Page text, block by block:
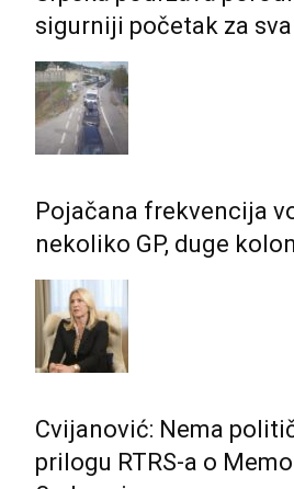
sigurniji početak za
Pojačana frekvencija
nekoliko GP, duge
Cvijanović: Nema
prilogu RTRS-a o